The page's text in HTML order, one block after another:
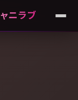
ニラブ